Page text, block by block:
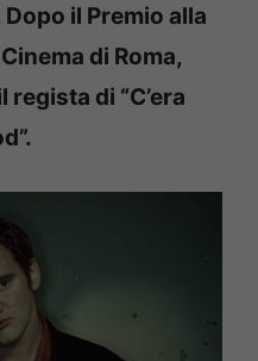
il Premio alla
di Roma,
di “C’era